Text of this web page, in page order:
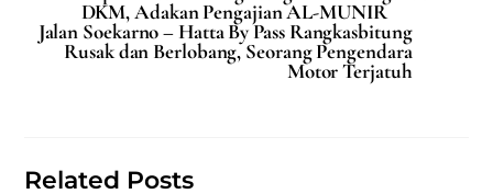
e
b
l
s
A
e
DKM, Adakan Pengajian AL-MUNIR
Jalan Soekarno – Hatta By Pass Rangkasbitung
Rusak dan Berlobang, Seorang Pengendara
Motor Terjatuh
Related Posts